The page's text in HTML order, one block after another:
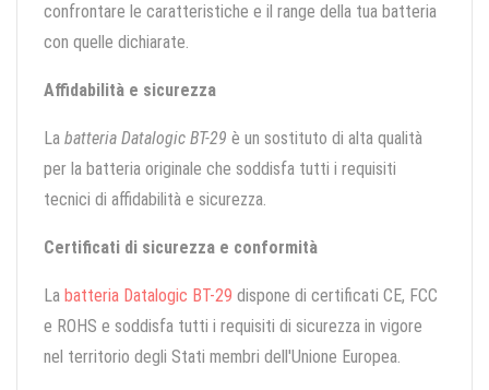
confrontare le caratteristiche e il range della tua batteria
con quelle dichiarate.
Affidabilità e sicurezza
La batteria Datalogic BT-29 è un sostituto di alta qualità
per la batteria originale che soddisfa tutti i requisiti
tecnici di affidabilità e sicurezza.
Certificati di sicurezza e conformità
La batteria Datalogic BT-29 dispone di certificati CE, FCC
e ROHS e soddisfa tutti i requisiti di sicurezza in vigore
nel territorio degli Stati membri dell'Unione Europea.